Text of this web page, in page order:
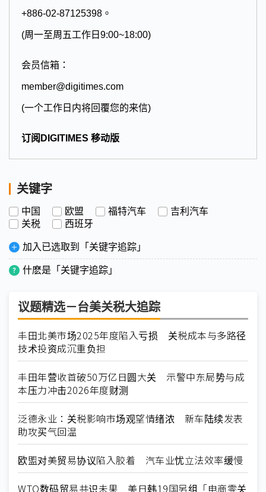
+886-02-87125398。
(周一至周五工作日9:00~18:00)
会员信箱：
member@digitimes.com
(一个工作日内将回覆您的来信)
订阅DIGITIMES 移动版
关键字
中国 欧盟 福特汽车
吉利汽车
关税
西班牙
加入已选取到「关键字追踪」
什麽是「关键字追踪」
议题精选－台美关税大追踪
丰田北美市场2025年度陷入亏损 关税成本与多路径
技术投资成沉重负担
丰田年营收首破50万亿日圆大关 示警中东局势与成
本压力冲击2026年度财测
泛德永业：关税影响市场观望情绪浓 新车陆续发表
助攻买气回温
欧盟对美贸易协议陷入胶着 汽车业忧立法效率缓慢
WTO数码贸易共识未果 美日韩19国另组「电商零关